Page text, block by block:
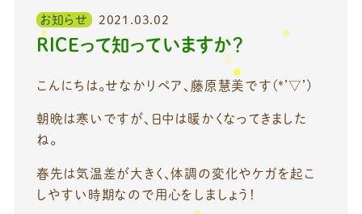
お知らせ 2021.03.02
RICEって知っていますか？
こんにちは。せなかリペア、藤原慧美です(*’▽’)
朝晩は寒いですが、日中は暖かくなってきました
ね。
春先は気温差が大きく、体調の変化やケガを起こ
しやすい時期なので用心をしましょう！